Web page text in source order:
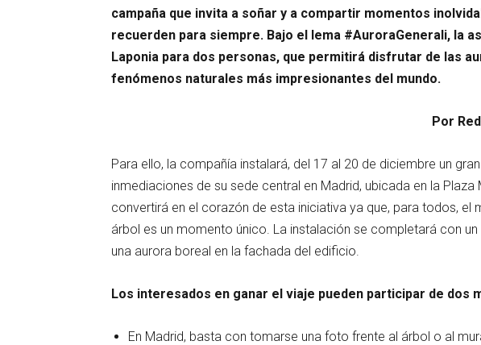
campaña que invita a soñar y a compartir momentos
recuerden para siempre. Bajo el lema #AuroraGenerali, la
Laponia para dos personas, que permitirá disfrutar de las
fenómenos naturales más impresionantes del mundo.
Por
Para ello, la compañía instalará, del 17 al 20 de diciembre un
inmediaciones de su sede central en Madrid, ubicada en la
convertirá en el corazón de esta iniciativa ya que, para todos,
árbol es un momento único. La instalación se completará con
una aurora boreal en la fachada del edificio.
Los interesados en ganar el viaje pueden participar de dos
En Madrid, basta con tomarse una foto frente al árbol o al